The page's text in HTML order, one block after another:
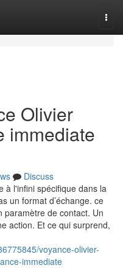
Olivier
immediate
Discuss
à l'infini spécifique dans la
un format d’échange. ce
paramètre de contact. Un
action. Et ce qui surprend,
voyance-olivier-
immediate